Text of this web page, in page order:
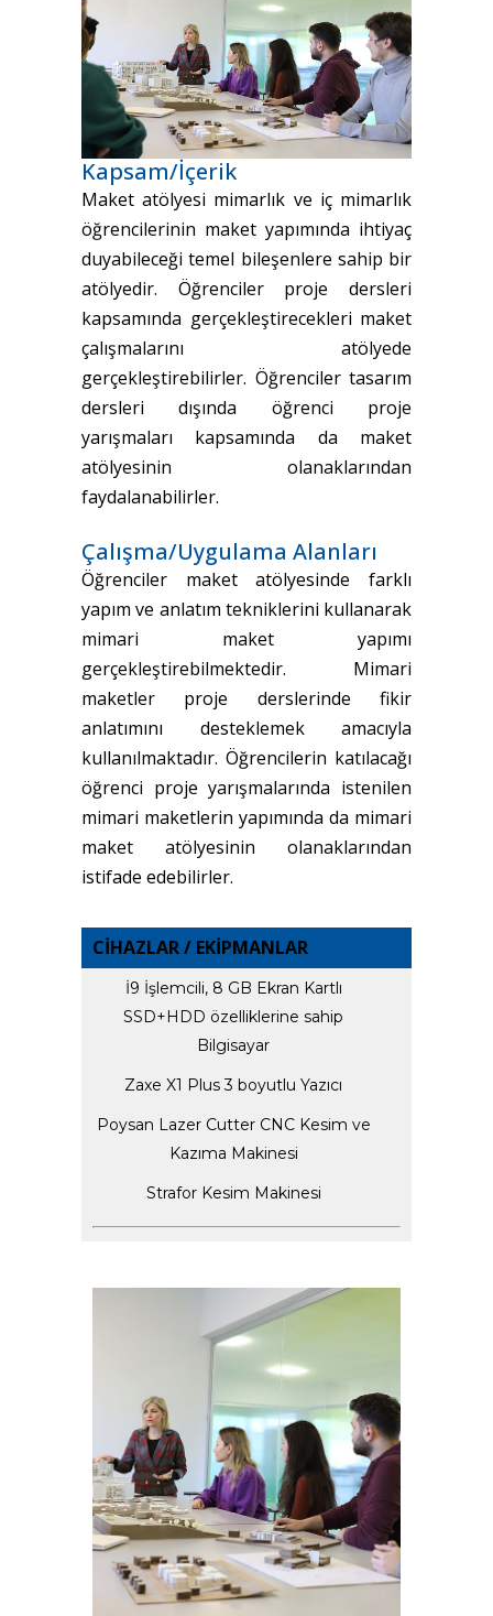
Kapsam/İçerik
Maket atölyesi mimarlık ve iç mimarlık
öğrencilerinin maket yapımında ihtiyaç
duyabileceği temel bileşenlere sahip bir
atölyedir. Öğrenciler proje dersleri
kapsamında gerçekleştirecekleri maket
çalışmalarını atölyede
gerçekleştirebilirler. Öğrenciler tasarım
dersleri dışında öğrenci proje
yarışmaları kapsamında da maket
atölyesinin olanaklarından
faydalanabilirler.
Çalışma/Uygulama Alanları
Öğrenciler maket atölyesinde farklı
yapım ve anlatım tekniklerini kullanarak
mimari maket yapımı
gerçekleştirebilmektedir. Mimari
maketler proje derslerinde fikir
anlatımını desteklemek amacıyla
kullanılmaktadır. Öğrencilerin katılacağı
öğrenci proje yarışmalarında istenilen
mimari maketlerin yapımında da mimari
maket atölyesinin olanaklarından
istifade edebilirler.
CİHAZLAR / EKİPMANLAR
İ9 İşlemcili, 8 GB Ekran Kartlı
SSD+HDD özelliklerine sahip
Bilgisayar
Zaxe X1 Plus 3 boyutlu Yazıcı
Poysan Lazer Cutter CNC Kesim ve
Kazıma Makinesi
Strafor Kesim Makinesi